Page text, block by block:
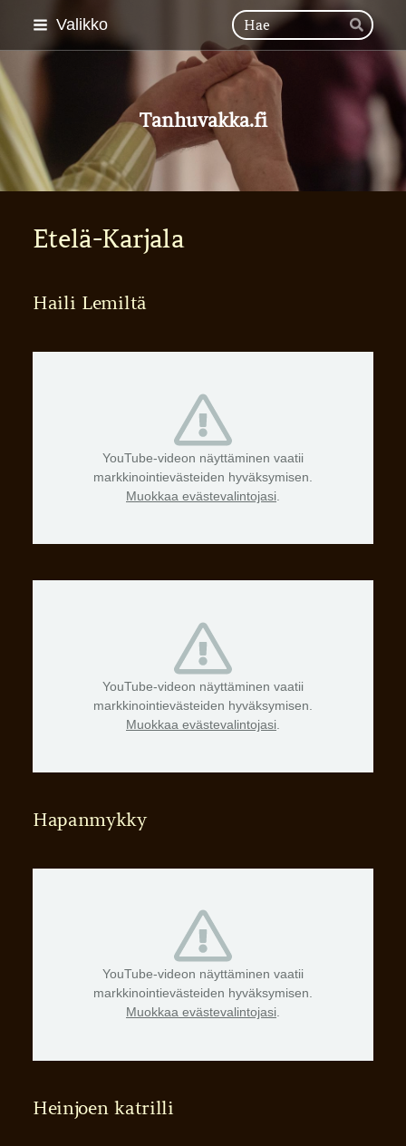
Siirry
Valikko
Hae
Tanhuvakka.fi
Etelä-Karjala
Haili Lemiltä
YouTube-videon näyttäminen vaatii
markkinointievästeiden hyväksymisen.
Muokkaa evästevalintojasi
YouTube-videon näyttäminen vaatii
markkinointievästeiden hyväksymisen.
Muokkaa evästevalintojasi
Hapanmykky
YouTube-videon näyttäminen vaatii
markkinointievästeiden hyväksymisen.
Muokkaa evästevalintojasi.
Heinjoen katrilli